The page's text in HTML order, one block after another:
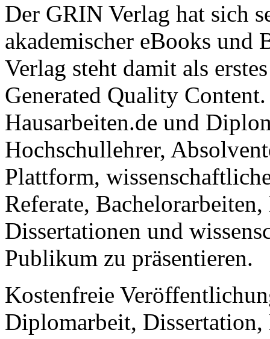
Der GRIN Verlag hat sich
akademischer eBooks und
Verlag steht damit als
Generated Quality
Hausarbeiten.de und
Hochschullehrer,
Plattform,
Referate,
Dissertationen und
Publikum zu präsentieren.
Kostenfreie
Diplomarbeit,